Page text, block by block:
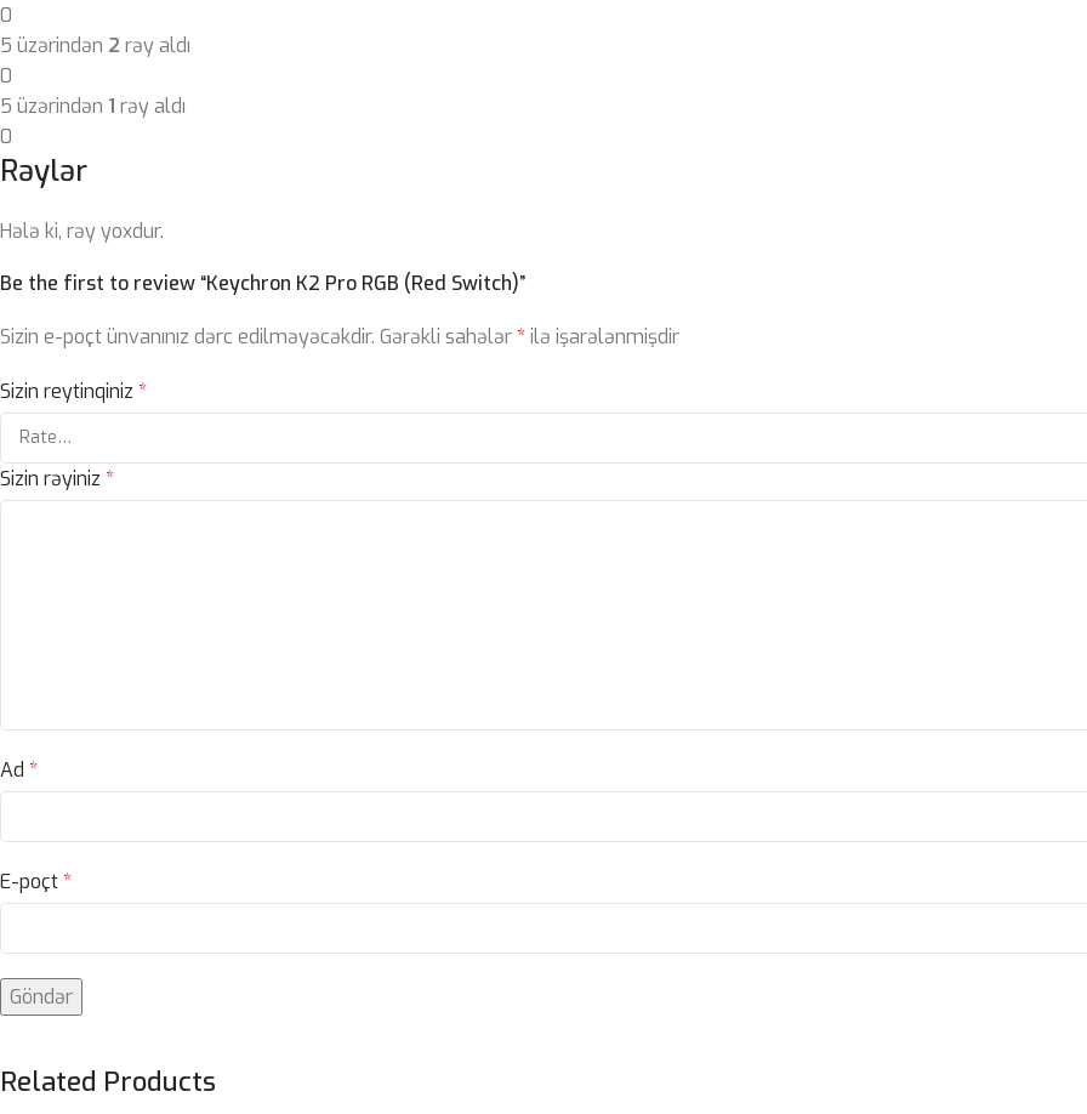
0
5 üzərindən 2 rəy aldı
0
5 üzərindən 1 rəy aldı
0
Rəylər
Hələ ki, rəy yoxdur.
Be the first to review “Keychron K2 Pro RGB (Red Switch)”
Sizin e-poçt ünvanınız dərc edilməyəcəkdir. Gərəkli sahələr*ilə işarələnmişdir
Sizin reytinqiniz *
Sizin rəyiniz *
Ad *
E-poçt*
Related Products